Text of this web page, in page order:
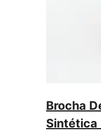
Brocha
Sintética